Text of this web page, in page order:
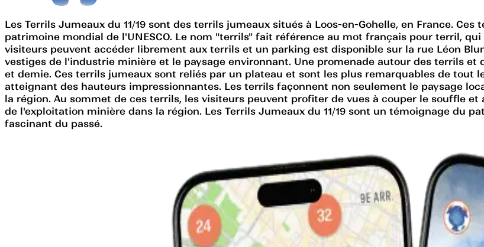
Les Terrils Jumeaux du 11/19 sont des terrils jumeaux situés à Loos-en-Gohelle, en France.
patrimoine mondial de l'UNESCO. Le nom "terrils" fait référence au mot français pour terril,
visiteurs peuvent accéder librement aux terrils et un parking est disponible sur la rue Léon
vestiges de l'industrie minière et le paysage environnant. Une promenade autour des terrils
et demie. Ces terrils jumeaux sont reliés par un plateau et sont les plus remarquables de tout
atteignant des hauteurs impressionnantes. Les terrils façonnent non seulement le paysage
la région. Au sommet de ces terrils, les visiteurs peuvent profiter de vues à couper le souffle
de l'exploitation minière dans la région. Les Terrils Jumeaux du 11/19 sont un témoignage du
fascinant du passé.